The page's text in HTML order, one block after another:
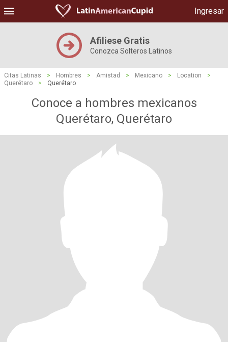
Ingresar
Afiliese Gratis
Conozca Solteros Latinos
Citas Latinas > Hombres > Amistad > Mexicano > Location
>
Querétaro
> Querétaro
Conoce a hombres mexicanos
Querétaro, Querétaro